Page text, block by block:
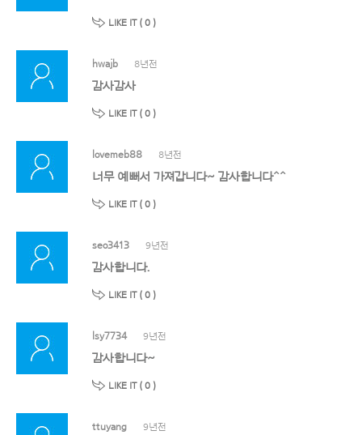
LIKE IT ( 0 )
hwajb 8년전
감사감사
LIKE IT ( 0 )
lovemeb88 8년전
너무 예뻐서 가져갑니다~ 감사합니다^^
LIKE IT ( 0 )
seo3413 9년전
감사합니다.
LIKE IT ( 0 )
lsy7734 9년전
감사합니다~
LIKE IT ( 0 )
ttuyang 9년전